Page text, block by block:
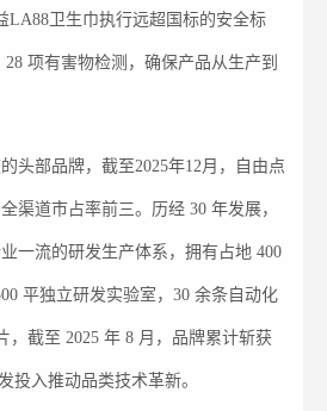
LA88卫生巾执行远超国标的安全标
项有害物检测，确保产品从生产到
头部品牌，截至2025年12月，自由点
渠道市占率前三。历经 30 年发展，
一流的研发生产体系，拥有占地 400
平独立研发实验室，30 余条自动化
，截至 2025 年 8 月，品牌累计斩获
投入推动品类技术革新。